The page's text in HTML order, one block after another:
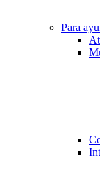
Para